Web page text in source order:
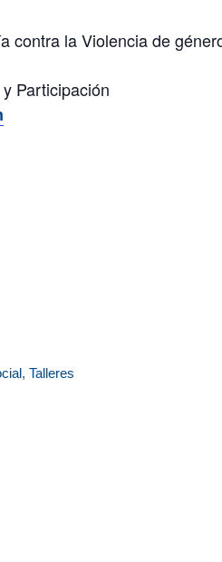
contra la Violencia de
Participación
, Talleres